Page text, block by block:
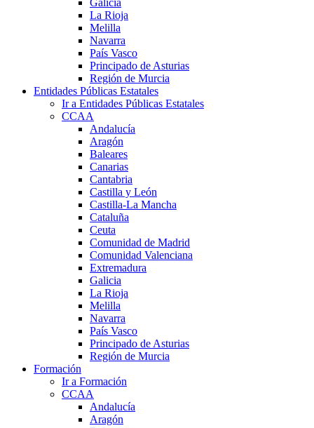
La Rioja
Melilla
Navarra
País Vasco
Principado de Asturias
Región de Murcia
Entidades Públicas Estatales
Ir a Entidades Públicas Estatales
CCAA
Andalucía
Aragón
Baleares
Canarias
Cantabria
Castilla y León
Castilla-La Mancha
Cataluña
Ceuta
Comunidad de Madrid
Comunidad Valenciana
Extremadura
Galicia
La Rioja
Melilla
Navarra
País Vasco
Principado de Asturias
Región de Murcia
Formación
Ir a Formación
CCAA
Andalucía
Aragón